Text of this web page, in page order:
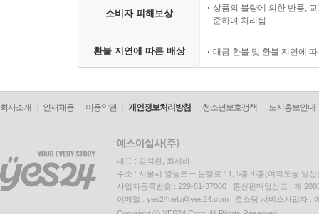
소비자 피해보상
상품의 불량에 의한 반품,
준하여 처리됨
환불 지연에 따른 배상 대금 환불 및 환불 지연에
회사소개 인재채용 이용약관 개인정보처리방침 청소년보호정책 도서홍보안내
대표 : 김석환, 최세라
주소 : 서울시 영등포구 은행로 11, 5층~6층(여의도동,일신
사업자등록번호 : 229-81-37000 통신판매업신고 : 제
이메일 : yes24help@yes24.com 호스팅 서비스사업자 :